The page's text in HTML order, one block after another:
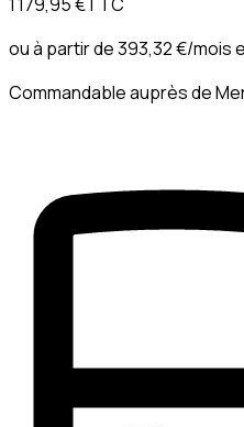
ou à partir de393,32 €/mois
Commandable auprès de